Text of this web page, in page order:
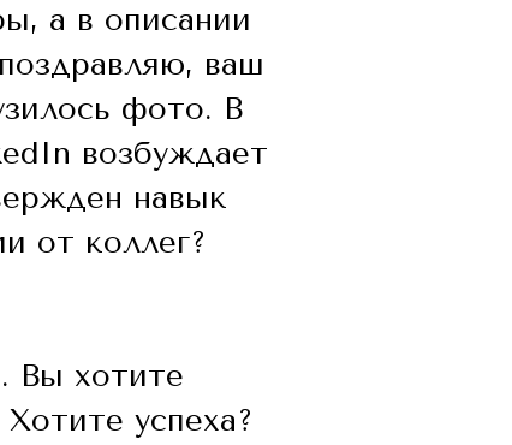
а в описании
ваш
фото. В
возбуждает
навык
от коллег?
Вы хотите
успеха?